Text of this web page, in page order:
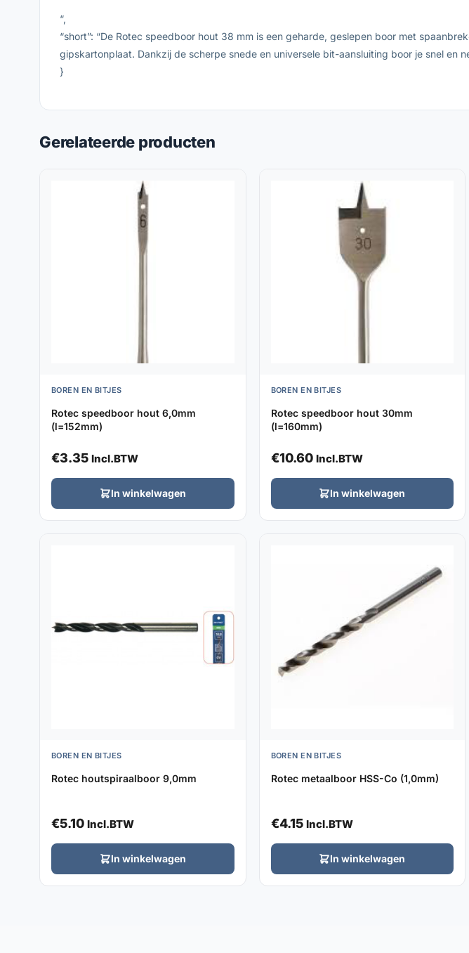
“,
“short”: “De Rotec speedboor hout 38 mm is een geharde, geslepen boor met
gipskartonplaat. Dankzij de scherpe snede en universele bit-aansluiting boor je snel en
}
Gerelateerde producten
BOREN EN BITJES
Rotec speedboor hout 6,0mm
(l=152mm)
€3.35 Incl.BTW
In winkelwagen
BOREN EN BITJES
Rotec speedboor hout 30mm
(l=160mm)
€10.60 Incl.BTW
In winkelwagen
BOREN EN BITJES
Rotec houtspiraalboor 9,0mm
€5.10 Incl.BTW
In winkelwagen
BOREN EN BITJES
Rotec metaalboor HSS-Co (1,0mm)
€4.15 Incl.BTW
In winkelwagen